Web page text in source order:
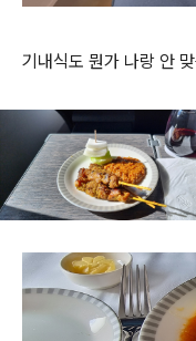
기내식도 뭔가 나랑 안